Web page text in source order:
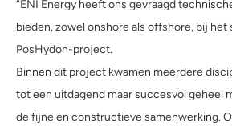
“ENI Energy heeft ons gevraagd
bieden, zowel onshore als offshore, bij het
PosHydon-project.
Binnen dit project kwamen meerdere
tot een uitdagend maar succesvol geheel
de fijne en constructieve samenwerking.